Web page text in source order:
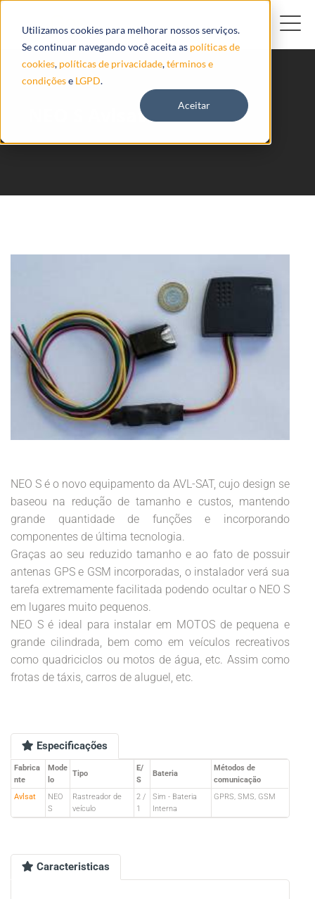
Utilizamos cookies para melhorar nossos serviços.
Se continuar navegando você aceita as políticas de
cookies, políticas de privacidade,términos e
condiçõese LGPD.
Aceitar
NEO S Avlsat
NEO S é o novo equipamento da AVL-SAT, cujo design se
baseou na redução de tamanho e custos, mantendo
grande quantidade de funções e incorporando
componentes de última tecnologia.
Graças ao seu reduzido tamanho e ao fato de possuir
antenas GPS e GSM incorporadas, o instalador verá sua
tarefa extremamente facilitada podendo ocultar o NEO S
em lugares muito pequenos.
NEO S é ideal para instalar em MOTOS de pequena e
grande cilindrada, bem como em veículos recreativos
como quadriciclos ou motos de água, etc. Assim como
frotas de táxis, carros de aluguel, etc.
Especificações
Fabrica
nte
Mode
lo
Tipo
E/
S
Bateria
Métodos de
comunicação
Avlsat
NEO
S
Rastreador de
veículo
2 /
1
Sim - Bateria
Interna
GPRS, SMS, GSM
Caracteristicas